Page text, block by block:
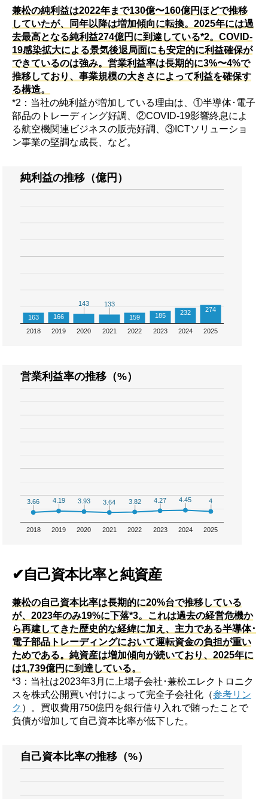
兼松の純利益は2022年まで130億〜160億円ほどで推移
していたが、同年以降は増加傾向に転換。2025年には過
去最高となる純利益274億円に到達している*2。COVID-
19感染拡大による景気後退局面にも安定的に利益確保が
できているのは強み。営業利益率は長期的に3%〜4%で
推移しており、事業規模の大きさによって利益を確保す
る構造。
*2：当社の純利益が増加している理由は、①半導体･電子
部品のトレーディング好調、②COVID-19影響終息によ
る航空機関連ビジネスの販売好調、③ICTソリューショ
ン事業の堅調な成長、など。
純利益の推移（億円）
2018 2019 2020 2021 2022 2023 2024 2025
163 166
143
143 133
133
159
185 232 274
営業利益率の推移（%）
2018 2019 2020 2021 2022 2023 2024 2025
3.66
3.66 4.19
4.19 3.93
3.93 3.64
3.64 3.82
3.82 4.27
4.27 4.45
4.45 4
4
✔自己資本比率と純資産
兼松の自己資本比率は長期的に20%台で推移している
が、2023年のみ19%に下落*3。これは過去の経営危機か
ら再建してきた歴史的な経緯に加え、主力である半導体･
電子部品トレーディングにおいて運転資金の負担が重い
ためである。純資産は増加傾向が続いており、2025年に
は1,739億円に到達している。
*3：当社は2023年3月に上場子会社･兼松エレクトロニク
スを株式公開買い付けによって完全子会社化（参考リン
ク ）。買収費用750億円を銀行借り入れで賄ったことで
負債が増加して自己資本比率が低下した。
自己資本比率の推移（%）